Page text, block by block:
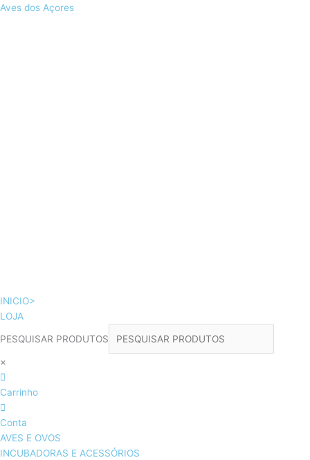
Skip
Aves dos Açores
INICIO>
LOJA
PESQUISAR PRODUTOS
×
Carrinho
Conta
AVES E OVOS
INCUBADORAS E ACESSÓRIOS